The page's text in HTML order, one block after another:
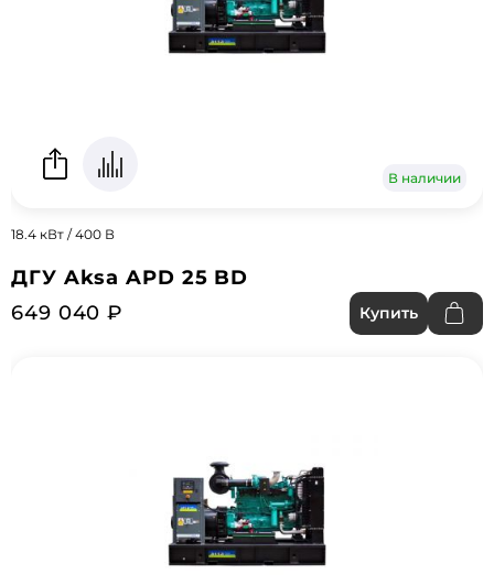
В наличии
18.4 кВт / 400 В
ДГУ Aksa APD 25 BD
649 040 ₽
Купить